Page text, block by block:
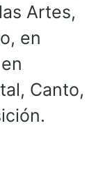
Artes,
en
Canto,